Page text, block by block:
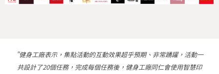
"健身工廠表示，集點活動的互動效果超乎預期、非常踴躍，活動一
共設計了20個任務，完成每個任務後，健身工廠同仁會使用智慧印